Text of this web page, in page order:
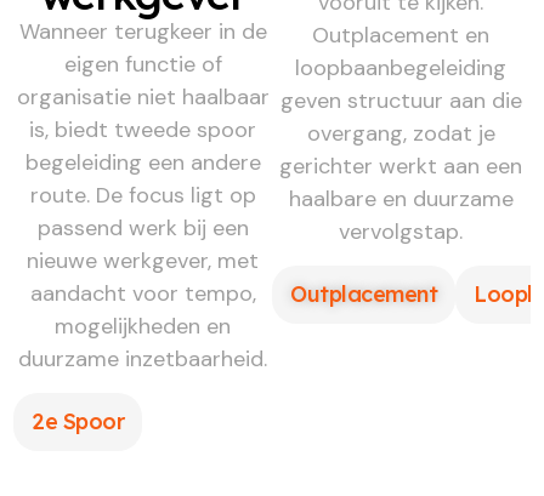
Wanneer terugkeer in de
eigen functie of
organisatie niet haalbaar
is, biedt tweede spoor
begeleiding een andere
route. De focus ligt op
passend werk bij een
nieuwe werkgever, met
aandacht voor tempo,
mogelijkheden en
duurzame inzetbaarheid.
2e Spoor
Outplacement en
loopbaanbegeleiding
geven structuur aan die
overgang, zodat je
gerichter werkt aan een
haalbare en duurzame
vervolgstap.
Outplacement